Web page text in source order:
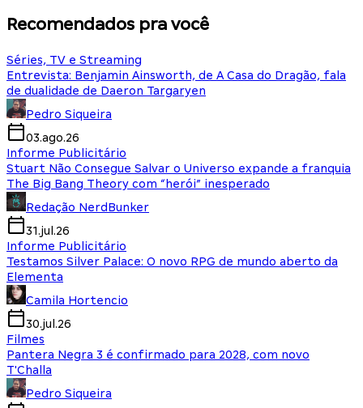
Recomendados pra você
Séries, TV e Streaming
Entrevista: Benjamin Ainsworth, de A Casa do Dragão, fala
de dualidade de Daeron Targaryen
Pedro Siqueira
03.ago.26
Informe Publicitário
Stuart Não Consegue Salvar o Universo expande a franquia
The Big Bang Theory com “herói” inesperado
Redação NerdBunker
31.jul.26
Informe Publicitário
Testamos Silver Palace: O novo RPG de mundo aberto da
Elementa
Camila Hortencio
30.jul.26
Filmes
Pantera Negra 3 é confirmado para 2028, com novo
T'Challa
Pedro Siqueira